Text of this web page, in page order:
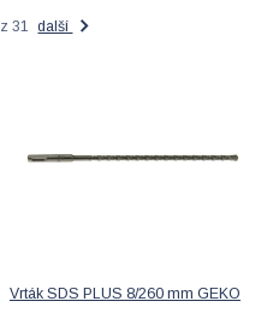
z 31 další
Vrták SDS PLUS 8/260 mm GEKO